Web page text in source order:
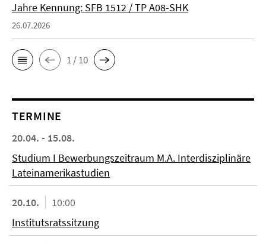
Jahre Kennung: SFB 1512 / TP A08-SHK
26.07.2026
1 / 10
TERMINE
20.04. - 15.08.
Studium I Bewerbungszeitraum M.A. Interdisziplinäre
Lateinamerikastudien
20.10.
10:00
Institutsratssitzung